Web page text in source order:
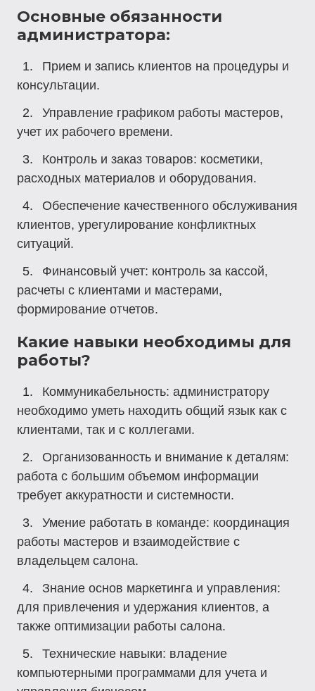
Основные обязанности
администратора:
Прием и запись клиентов на процедуры и
консультации.
Управление графиком работы мастеров,
учет их рабочего времени.
Контроль и заказ товаров: косметики,
расходных материалов и оборудования.
Обеспечение качественного обслуживания
клиентов, урегулирование конфликтных
ситуаций.
Финансовый учет: контроль за кассой,
расчеты с клиентами и мастерами,
формирование отчетов.
Какие навыки необходимы для
работы?
Коммуникабельность: администратору
необходимо уметь находить общий язык как с
клиентами, так и с коллегами.
Организованность и внимание к деталям:
работа с большим объемом информации
требует аккуратности и системности.
Умение работать в команде: координация
работы мастеров и взаимодействие с
владельцем салона.
Знание основ маркетинга и управления:
для привлечения и удержания клиентов, а
также оптимизации работы салона.
Технические навыки: владение
компьютерными программами для учета и